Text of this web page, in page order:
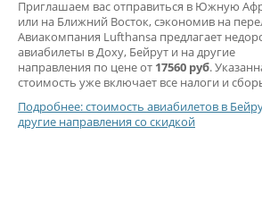
Приглашаем вас отправиться в Южную
или на Ближний Восток, сэкономив на
Авиакомпания Lufthansa предлагает
авиабилеты в Доху, Бейрут и на другие
направления по цене от 17560 руб.
стоимость уже включает все налоги и
Подробнее: стоимость авиабилетов в
другие направления со скидкой